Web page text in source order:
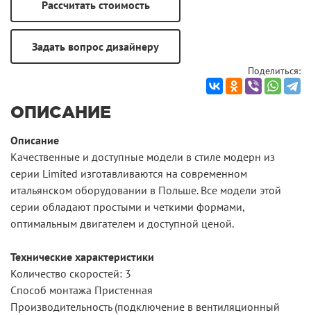
Поделиться:
ОПИСАНИЕ
Описание
Качественные и доступные модели в стиле модерн из
серии Limited изготавливаются на современном
итальянском оборудовании в Польше. Все модели этой
серии обладают простыми и четкими формами,
оптимальным двигателем и доступной ценой.
Технические характеристики
Количество скоростей: 3
Способ монтажа Пристенная
Производительность (подключение в вентиляционный